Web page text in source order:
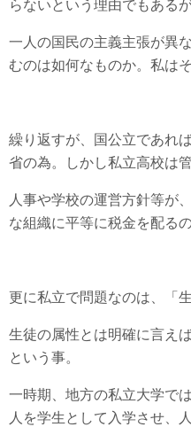
らないという理由でもあるが
一人の国民の主義主張が異
むのは如何なものか。私は
繰り返すが、国公立であれ
省の為。しかし私立高校は
人事や学校の運営方針等が
な組織に平等に税金を配る
更に私立で問題なのは、「
生徒の属性とは明確に言え
という事。
一時期、地方の私立大学で
人を学生として入学させ、